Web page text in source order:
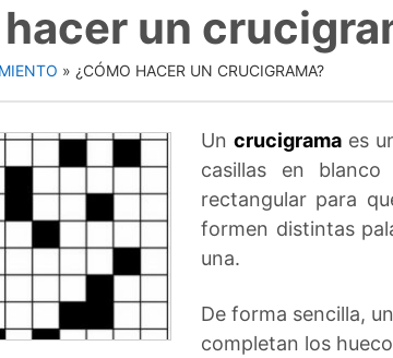
un
» ¿CÓMO HACER UN CRUCIGRAMA?
Un crucigramaes
casillas en
rectangular para
formen distintas
una.
De forma sencilla,
completan los